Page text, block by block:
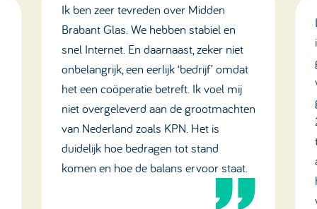
Ik ben zeer tevreden over Midden
Brabant Glas. We hebben stabiel en
snel Internet. En daarnaast, zeker niet
onbelangrijk, een eerlijk ‘bedrijf’ omdat
het een coöperatie betreft. Ik voel mij
niet overgeleverd aan de grootmachten
van Nederland zoals KPN. Het is
duidelijk hoe bedragen tot stand
komen en hoe de balans ervoor staat.